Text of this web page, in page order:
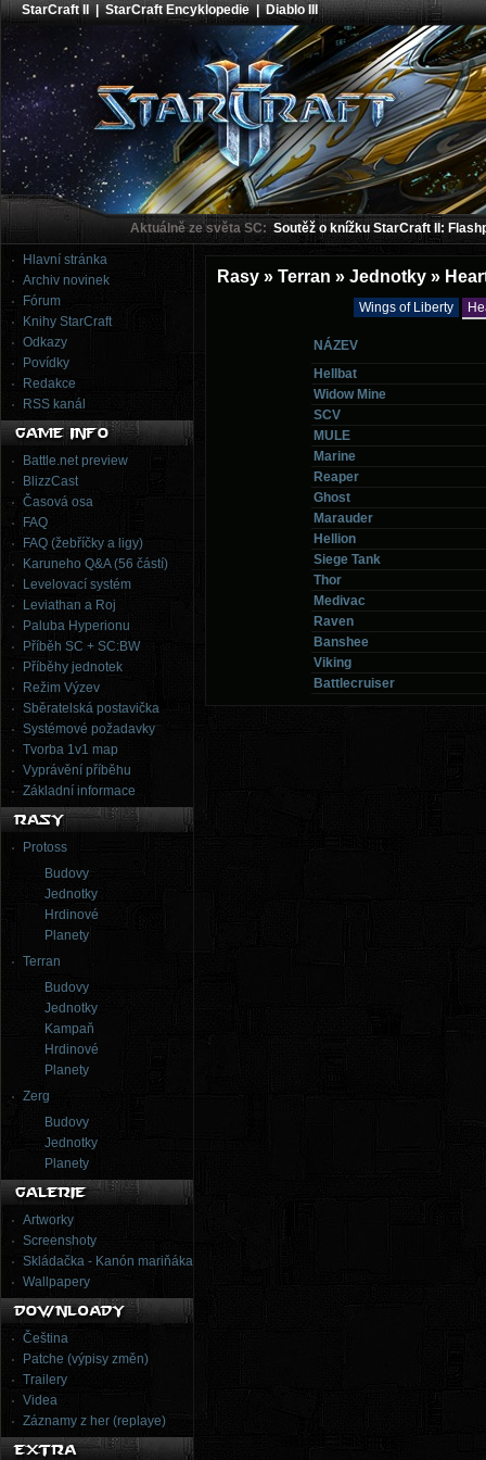
StarCraft II |StarCraft Encyklopedie|Diablo III
Aktuálně ze světa SC: Soutěž o knížku StarCraft II:
Hlavní stránka
Archiv novinek
Fórum
Knihy StarCraft
Odkazy
Povídky
Redakce
RSS kanál
Battle.net preview
BlizzCast
Časová osa
FAQ
FAQ (žebříčky a ligy)
Karuneho Q&A (56 částí)
Levelovací systém
Leviathan a Roj
Paluba Hyperionu
Příběh SC + SC:BW
Příběhy jednotek
Režim Výzev
Sběratelská postavička
Systémové požadavky
Tvorba 1v1 map
Vyprávění příběhu
Základní informace
Protoss
Budovy
Jednotky
Hrdinové
Planety
Terran
Budovy
Jednotky
Kampaň
Hrdinové
Planety
Zerg
Budovy
Jednotky
Planety
Artworky
Screenshoty
Skládačka - Kanón mariňáka
Wallpapery
Čeština
Patche (výpisy změn)
Trailery
Videa
Záznamy z her (replaye)
Rasy » Terran » Jednotky »
Wings of Liberty
NÁZEV
Hellbat
Widow Mine
SCV
MULE
Marine
Reaper
Ghost
Marauder
Hellion
Siege Tank
Thor
Medivac
Raven
Banshee
Viking
Battlecruiser